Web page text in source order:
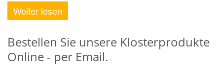
Weiter lesen
Bestellen Sie unsere Klosterprodukte
Online - per Email.